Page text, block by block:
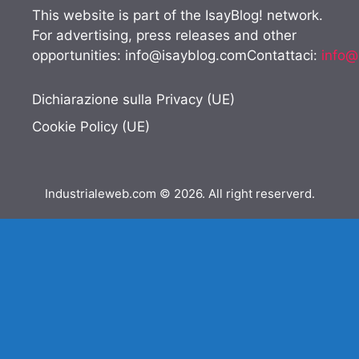
This website is part of the IsayBlog! network.
For advertising, press releases and other
opportunities: info@isayblog.comContattaci:
Dichiarazione sulla Privacy (UE)
Cookie Policy (UE)
Industrialeweb.com © 2026. All right reserverd.